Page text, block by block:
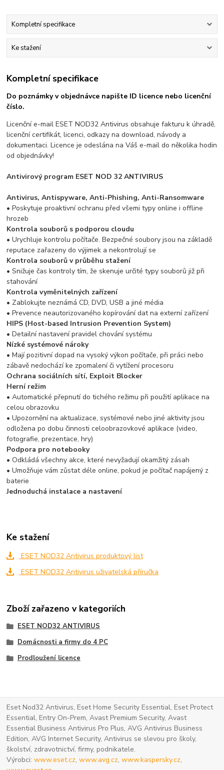
Kompletní specifikace
Ke stažení
Kompletní specifikace
Do poznámky v objednávce napište ID licence nebo licenční
číslo.
Licenční e-mail ESET NOD32 Antivirus obsahuje fakturu k úhradě,
licenční certifikát, licenci, odkazy na download, návody a
dokumentaci. Licence je odeslána na Váš e-mail do několika hodin
od objednávky!
Antivirový program ESET NOD 32 ANTIVIRUS
Antivirus, Antispyware, Anti-Phishing, Anti-Ransomware
• Poskytuje proaktivní ochranu před všemi typy online i offline
hrozeb
Kontrola souborů s podporou cloudu
• Urychluje kontrolu počítače. Bezpečné soubory jsou na základě
reputace zařazeny do výjimek a nekontrolují se
Kontrola souborů v průběhu stažení
• Snižuje čas kontroly tím, že skenuje určité typy souborů již při
stahování
Kontrola vyměnitelných zařízení
• Zablokujte neznámá CD, DVD, USB a jiné média
• Prevence neautorizovaného kopírování dat na externí zařízení
HIPS (Host-based Intrusion Prevention System)
• Detailní nastavení pravidel chování systému
Nízké systémové nároky
• Mají pozitivní dopad na vysoký výkon počítače, při práci nebo
zábavě nedochází ke zpomalení či vytížení procesoru
Ochrana sociálních sítí, Exploit Blocker
Herní režim
• Automatické přepnutí do tichého režimu při použití aplikace na
celou obrazovku
• Upozornění na aktualizace, systémové nebo jiné aktivity jsou
odložena po dobu činnosti celoobrazovkové aplikace (video,
fotografie, prezentace, hry)
Podpora pro notebooky
• Odkládá všechny akce, které nevyžadují okamžitý zásah
• Umožňuje vám zůstat déle online, pokud je počítač napájený z
baterie
Jednoduchá instalace a nastavení
Ke stažení
ESET NOD32 Antivirus produktový list
ESET NOD32 Antivirus uživatelská příručka
Zboží zařazeno v kategoriích
ESET NOD32 ANTIVIRUS
Domácnosti a firmy do 4 PC
Prodloužení licence
Eset Nod32 Antivirus, Eset Home Security Essential, Eset Protect
Essential, Entry On-Prem, Avast Premium Security, Avast
Essential Business Antivirus Pro Plus, AVG Antivirus Business
Edition, AVG Internet Security, Antivirus se slevou pro školy,
školství, zdravotnictví, firmy, podnikatele.
Výrobci:www.eset.cz,www.avg.cz,www.kaspersky.cz,